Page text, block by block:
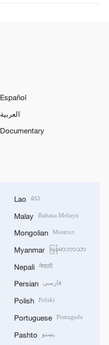
Español
العربية
Documentary
Lao ລາວ
Malay Bahasa Melayu
Mongolian Монгол
Myanmar မြန်မာဘာသာ
Nepali नेपाली
Persian فارسی
Polish Polski
Portuguese Português
Pashto پښتو